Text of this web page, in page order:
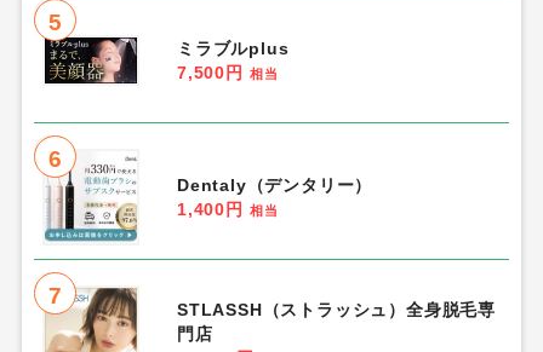
5
ミラブルplus
7,500円
相当
6
Dentaly（デンタリー）
1,400円
相当
7
STLASSH（ストラッシュ）全身脱毛専
門店